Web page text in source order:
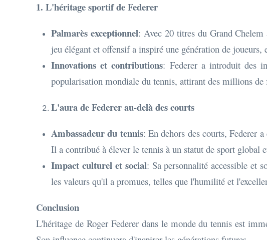
1. L'héritage sportif de Federer
Palmarès exceptionnel: Avec 20 titres du Grand
jeu élégant et offensif a inspiré une génération de
Innovations et contributions: Federer a introduit des
popularisation mondiale du tennis, attirant des millions de
L'aura de Federer au-delà des courts
Ambassadeur du tennis: En dehors des courts, Federer
Il a contribué à élever le tennis à un statut de sport global
Impact culturel et social: Sa personnalité accessible et
les valeurs qu'il a promues, telles que l'humilité et
Conclusion
L'héritage de Roger Federer dans le monde du tennis est